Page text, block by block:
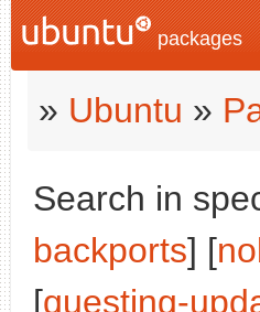
packages
» Ubuntu »
Search in
backports] [
[questing-